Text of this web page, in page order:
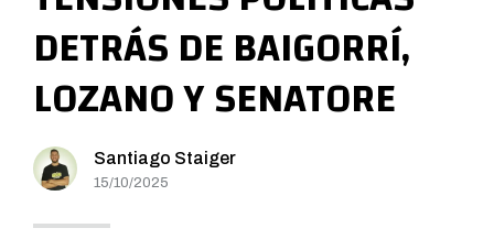
DETRÁS DE BAIGORRÍ,
LOZANO Y SENATORE
Santiago Staiger
15/10/2025